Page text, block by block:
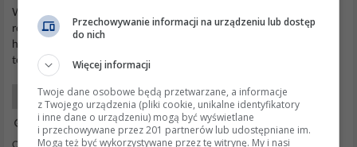
Witam! Może ktoś doradzi, planuję zakup nowego bojlera i
rozważam 2 produkty z podwójną wężownicą oraz opcją grzałki.
https://allegro.pl/oferta/bojle... lub https://allegro.pl/oferta/galmet-
tower-b... tej pory użytkowaliśmy
Systemy Grzewcze Użytkowy
21 Sty 2026 18:21
Odpowiedzi: 1 Wyświetleń: 231
Przechowywanie informacji na urządzeniu lub dostęp
do nich
Więcej informacji
Twoje dane osobowe będą przetwarzane, a informacje
z Twojego urządzenia (pliki cookie, unikalne identyfikatory
i inne dane o urządzeniu) mogą być wyświetlane
i przechowywane przez 201 partnerów lub udostępniane im.
Mogą też być wykorzystywane przez tę witrynę. My i nasi